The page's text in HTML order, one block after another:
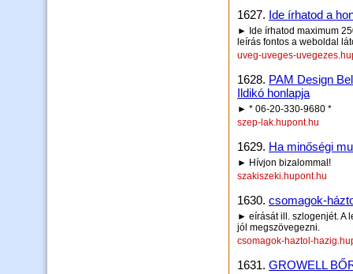
1627. Ide írhatod a
► Ide írhatod maximum
leírás fontos a weboldal
uveg-uveges-
1628. PAM Design
Ildikó honlapja
► * 06-20-330-9680 *
szep-lak.hupont.hu
1629. Ha minőségi
► Hívjon bizalommal!
szakiszeki.hupont.hu
1630. csomagok-
► eírását ill. szlogenjét. A
jól megszövegezni.
csomagok-haztol-
1631. GROWELL